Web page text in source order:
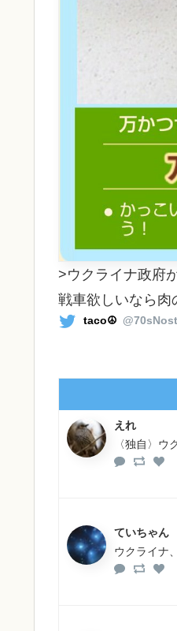
>ウクライナ政府
戦車欲しいなら肉
taco☮️
えれ
〈独自〉
ていちゃん
ウクライナ